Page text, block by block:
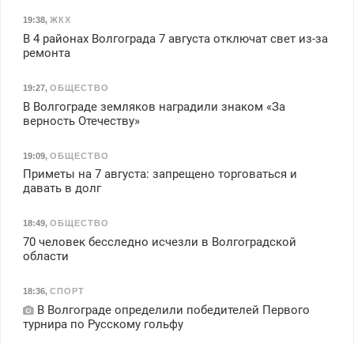
19:38, ЖКХ
В 4 районах Волгограда 7 августа отключат свет из-за
ремонта
19:27, ОБЩЕСТВО
В Волгограде земляков наградили знаком «За
верность Отечеству»
19:09, ОБЩЕСТВО
Приметы на 7 августа: запрещено торговаться и
давать в долг
18:49, ОБЩЕСТВО
70 человек бесследно исчезли в Волгоградской
области
18:36, СПОРТ
В Волгограде определили победителей Первого
турнира по Русскому гольфу